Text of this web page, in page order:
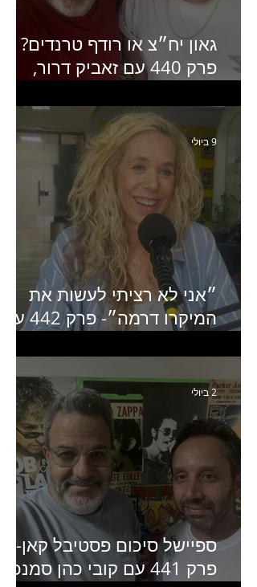
גאון יח״צ או רודף טרנדים?
פרק 440 עם זאביק דרור,
ותקשורת
״אני לא רציתי לעשות את
המיקרו דרמה״- פרק 442 עם
של יד2
9 ביולי
ספיישל סיכום פסטיבל קאן-
פרק 441 עם קובי כהן
2 ביולי